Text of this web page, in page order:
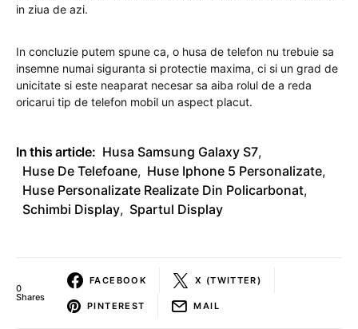
in ziua de azi.
In concluzie putem spune ca, o husa de telefon nu trebuie sa
insemne numai siguranta si protectie maxima, ci si un grad de
unicitate si este neaparat necesar sa aiba rolul de a reda
oricarui tip de telefon mobil un aspect placut.
In this article: Husa Samsung Galaxy S7,
Huse De Telefoane, Huse Iphone 5 Personalizate,
Huse Personalizate Realizate Din Policarbonat,
Schimbi Display, Spartul Display
0
Shares
FACEBOOK X (TWITTER)
PINTEREST MAIL